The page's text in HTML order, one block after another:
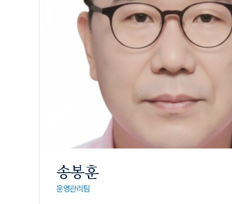
송봉훈
운영관리팀